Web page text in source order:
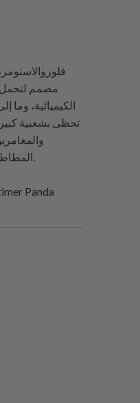
مصمم لتحمل
الكيميائية، وما
المطاطية التي تعمل بشكل جيد مع ساعات الغوص الخاصة بك.
Panda